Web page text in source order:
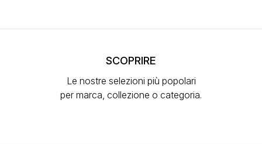
SCOPRIRE
Le nostre selezioni più popolari
per marca, collezione o categoria.